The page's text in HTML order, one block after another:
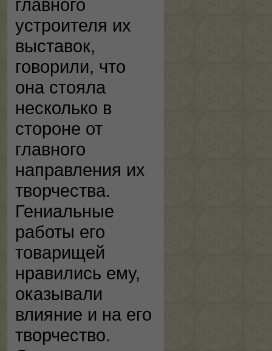
главного
устроителя их
выставок,
говорили, что
она стояла
несколько в
стороне от
главного
направления их
творчества.
Гениальные
работы его
товарищей
нравились ему,
оказывали
влияние и на его
творчество.